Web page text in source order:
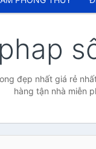
đẹp nhất giá rẻ
hàng tận nhà miễn